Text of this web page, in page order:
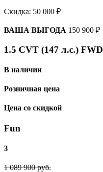
Скидка: 50 000 ₽
ВАША ВЫГОДА 150 900 ₽
1.5 CVT (147 л.с.) FWD
В наличии
Розничная цена
Цена со скидкой
Fun
3
1 089 900 руб.